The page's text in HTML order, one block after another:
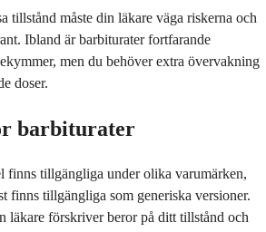
tillstånd måste din läkare väga riskerna och
Ibland är barbiturater fortfarande
men du behöver extra övervakning
doser.
barbiturater
finns tillgängliga under olika varumärken,
finns tillgängliga som generiska versioner.
läkare förskriver beror på ditt tillstånd och